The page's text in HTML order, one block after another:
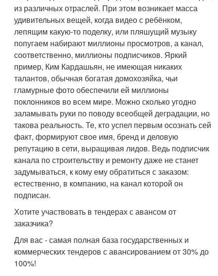
из различных отраслей. При этом возникает масса
удивительных вещей, когда видео с ребёнком,
лепящим какую-то поделку, или пляшущий музыку
попугаем набирают миллионы просмотров, а канал,
соответственно, миллионы подписчиков. Яркий
пример, Ким Кардашьян, не имеющая никаких
талантов, обычная богатая домохозяйка, чьи
гламурные фото обеспечили ей миллионы
поклонников во всем мире. Можно сколько угодно
заламывать руки по поводу всеобщей деградации, но
такова реальность. Те, кто успел первым осознать сей
факт, формируют свое имя, бренд и деловую
репутацию в сети, выращивая лидов. Ведь подписчик
канала по строительству и ремонту даже не станет
задумываться, к кому ему обратиться с заказом:
естественно, в компанию, на канал которой он
подписан.
Хотите участвовать в тендерах с авансом от
заказчика?
Для вас - самая полная база государственных и
коммерческих тендеров с авансированием от 30% до
100%!